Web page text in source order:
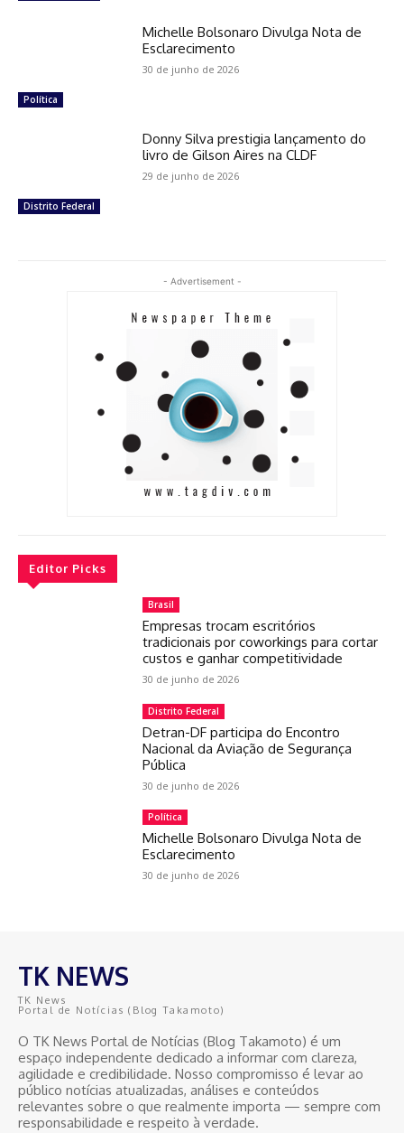
Política
Michelle Bolsonaro Divulga Nota de
Esclarecimento
30 de junho de 2026
Distrito Federal
Donny Silva prestigia lançamento do
livro de Gilson Aires na CLDF
29 de junho de 2026
- Advertisement -
Editor Picks
Brasil
Empresas trocam escritórios
tradicionais por coworkings para cortar
custos e ganhar competitividade
30 de junho de 2026
Distrito Federal
Detran-DF participa do Encontro
Nacional da Aviação de Segurança
Pública
30 de junho de 2026
Política
Michelle Bolsonaro Divulga Nota de
Esclarecimento
30 de junho de 2026
TK NEWS
TK News
Portal de Notícias (Blog Takamoto)
O TK News Portal de Notícias (Blog Takamoto) é um
espaço independente dedicado a informar com clareza,
agilidade e credibilidade. Nosso compromisso é levar ao
público notícias atualizadas, análises e conteúdos
relevantes sobre o que realmente importa — sempre com
responsabilidade e respeito à verdade.